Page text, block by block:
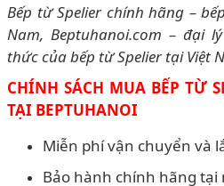
Bếp từ Spelier chính hãng –
Nam, Beptuhanoi.com – đại
thức của bếp từ Spelier tại Việt
CHÍNH SÁCH MUA BẾP TỪ
TẠI BEPTUHANOI
Miễn phí vận chuyển và
Bảo hành chính hãng tại